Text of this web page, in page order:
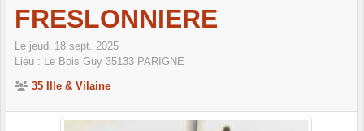
FRESLONNIERE
Le jeudi 18 sept. 2025
Lieu : Le Bois Guy 35133 PARIGNE
35 Ille & Vilaine